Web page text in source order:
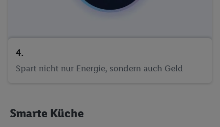
4.
Spart nicht nur Energie, sondern auch Geld
Smarte Küche